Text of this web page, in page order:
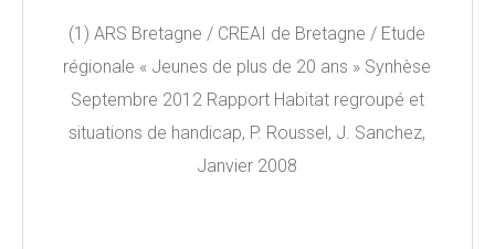
(1) ARS Bretagne / CREAI de Bretagne / Etude
régionale « Jeunes de plus de 20 ans » Synhèse
Septembre 2012 Rapport Habitat regroupé et
situations de handicap, P. Roussel, J. Sanchez,
Janvier 2008